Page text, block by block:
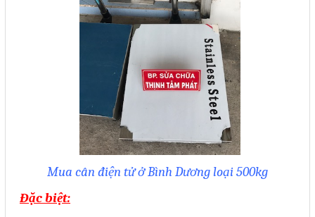
Mua cân điện tử ở Bình Dương loại 500kg
Đặc biệt:
COPYRIGHT 2018. ALL RIGHTS RESERVED